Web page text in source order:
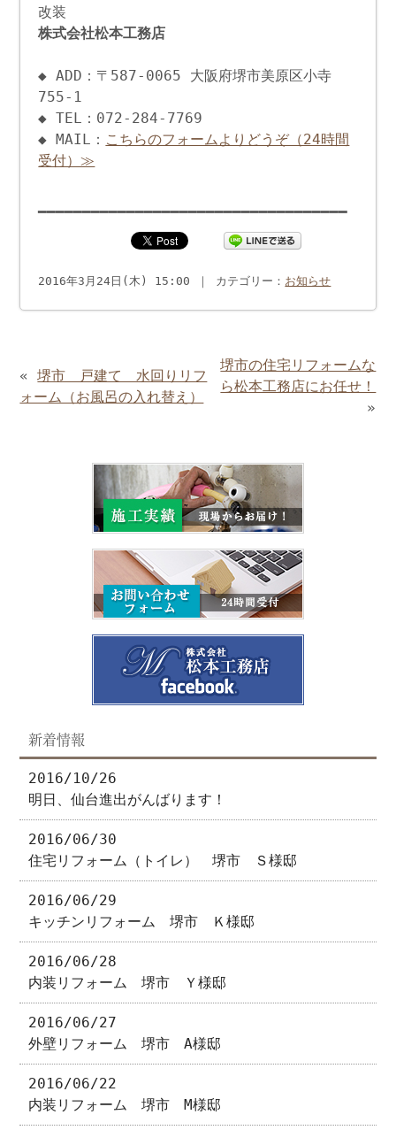
改装
株式会社松本工務店
◆ ADD：〒587-0065 大阪府堺市美原区小寺
755-1
◆ TEL：072-284-7769
◆ MAIL： こちらのフォームよりどうぞ（24時間
受付）≫
━━━━━━━━━━━━━━━━━━━━━━━━━━━━━━━━━━━
2016年3月24日(木) 15:00 ｜ カテゴリー： お知らせ
«堺市 戸建て 水回りリフ
ォーム（お風呂の入れ替え）
堺市の住宅リフォームな
ら松本工務店にお任せ！
»
新着情報
2016/10/26
明日、仙台進出がんばります！
2016/06/30
住宅リフォーム（トイレ） 堺市 Ｓ様邸
2016/06/29
キッチンリフォーム 堺市 Ｋ様邸
2016/06/28
内装リフォーム 堺市 Ｙ様邸
2016/06/27
外壁リフォーム 堺市 A様邸
2016/06/22
内装リフォーム 堺市 M様邸